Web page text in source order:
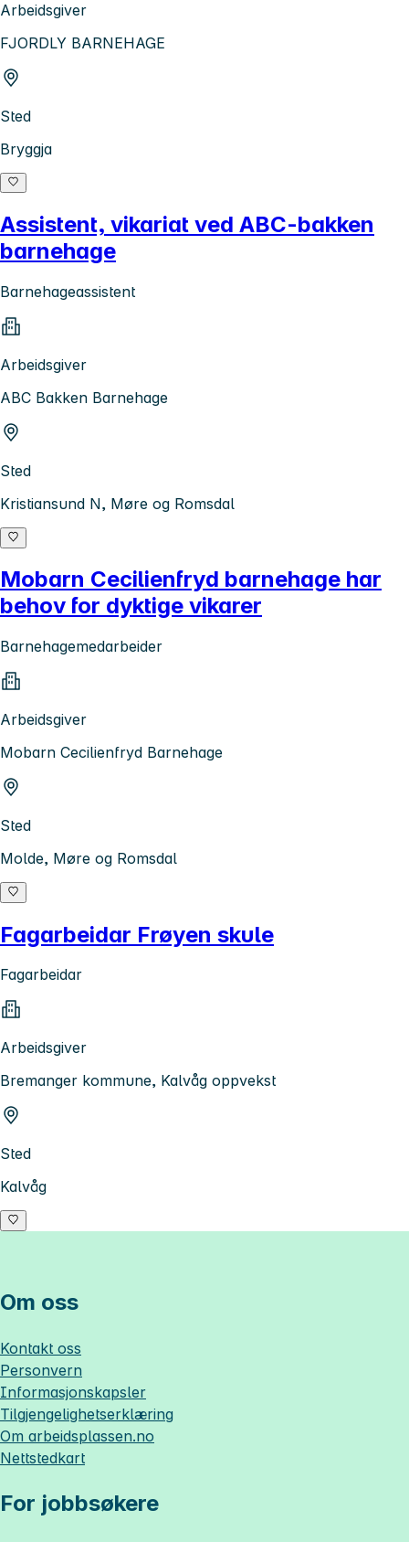
Arbeidsgiver
FJORDLY BARNEHAGE
Sted
Bryggja
Assistent, vikariat ved ABC-bakken
barnehage
Barnehageassistent
Arbeidsgiver
ABC Bakken Barnehage
Sted
Kristiansund N, Møre og Romsdal
Mobarn Cecilienfryd barnehage har
behov for dyktige vikarer
Barnehagemedarbeider
Arbeidsgiver
Mobarn Cecilienfryd Barnehage
Sted
Molde, Møre og Romsdal
Fagarbeidar Frøyen skule
Fagarbeidar
Arbeidsgiver
Bremanger kommune, Kalvåg oppvekst
Sted
Kalvåg
Om oss
Kontakt oss
Personvern
Informasjonskapsler
Tilgjengelighetserklæring
Om arbeidsplassen.no
Nettstedkart
For jobbsøkere